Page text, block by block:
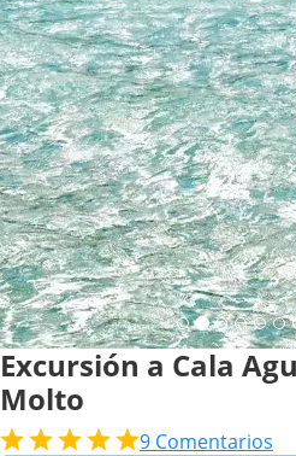
Excursión a Cala
Molto
9 Comentarios